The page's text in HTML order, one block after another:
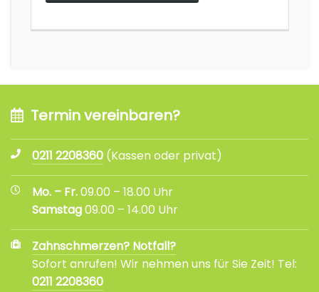
Termin vereinbaren?
0211 2208360 (Kassen oder privat)
Mo. – Fr.09.00 – 18.00 Uhr
Samstag09.00 – 14.00 Uhr
Zahnschmerzen? Notfall?
Sofort anrufen! Wir nehmen uns für Sie Zeit! Tel:
0211 2208360